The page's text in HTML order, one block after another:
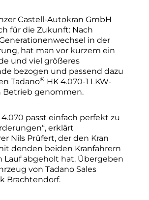
Castell-Autokran GmbH
für die Zukunft: Nach
in der
hat man vor kurzem ein
und viel größeres
bezogen und passend dazu
Tadano® HK 4.070-1 LKW-
Betrieb genommen.
4.070 passt einfach perfekt zu
erklärt
Nils Prüfert, der den Kran
denden beiden Kranfahrern
Lauf abgeholt hat. Übergeben
von Tadano Sales
Brachtendorf.